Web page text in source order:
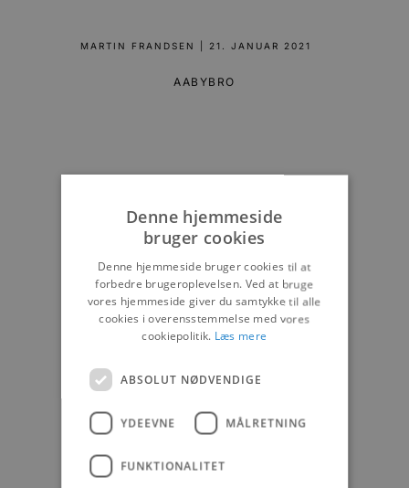
MARTIN FRANDSEN 21. JANUAR 2021
AABYBRO
Denne hjemmeside
bruger cookies
Denne hjemmeside bruger cookies til at
forbedre brugeroplevelsen. Ved at bruge
vores hjemmeside giver du samtykke til alle
cookies i overensstemmelse med vores
cookiepolitik. Læs mere
ABSOLUT NØDVENDIGE
YDEEVNE MÅLRETNING
FUNKTIONALITET